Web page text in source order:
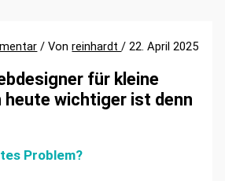
/ Vonreinhardt/22. April 2025
für kleine
heute wichtiger ist denn
Problem?